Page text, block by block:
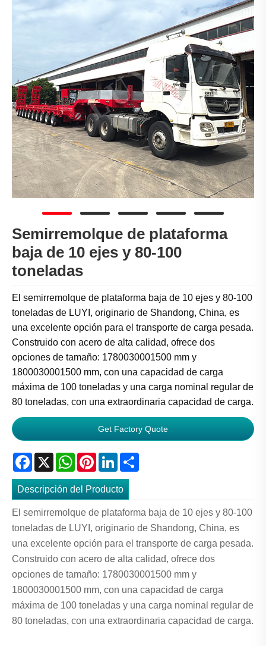
Semirremolque de plataforma
baja de 10 ejes y 80-100
toneladas
El semirremolque de plataforma baja de 10 ejes y 80-100
toneladas de LUYI, originario de Shandong, China, es
una excelente opción para el transporte de carga pesada.
Construido con acero de alta calidad, ofrece dos
opciones de tamaño: 1780030001500 mm y
1800030001500 mm, con una capacidad de carga
máxima de 100 toneladas y una carga nominal regular de
80 toneladas, con una extraordinaria capacidad de carga.
Get Factory Quote
Facebook
X WhatsApp
PinterestLinkedIn
Descripción del Producto
El semirremolque de plataforma baja de 10 ejes y 80-100
toneladas de LUYI, originario de Shandong, China, es
una excelente opción para el transporte de carga pesada.
Construido con acero de alta calidad, ofrece dos
opciones de tamaño: 1780030001500 mm y
1800030001500 mm, con una capacidad de carga
máxima de 100 toneladas y una carga nominal regular de
80 toneladas, con una extraordinaria capacidad de carga.